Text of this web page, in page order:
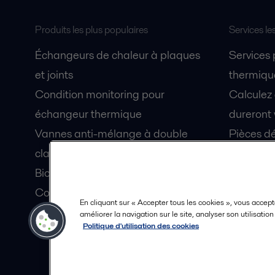
Produits les plus populaires
Échangeurs de chaleur à plaques
et joints
Condition monitoring pour
échangeur thermique
Vannes anti-mélange à double
clapet Unique Mixproof
Bioréacteurs à membranes MBR
Condition monitoring pour pompes
Lubrification par air fluidisé pour
coque de navire OceanGlide
Services
Services
dureront
Pièces
En cliquant sur « Accepter tous les cookies », vous
améliorer la navigation sur le site, analyser son
Politique d'utilisation des cookies